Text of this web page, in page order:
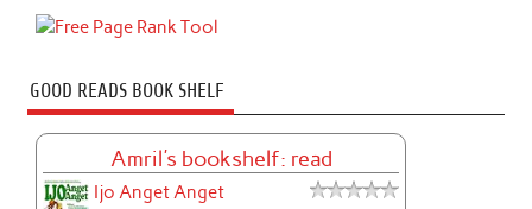
GOOD READS BOOK SHELF
Amril's bookshelf: read
Ijo Anget Anget